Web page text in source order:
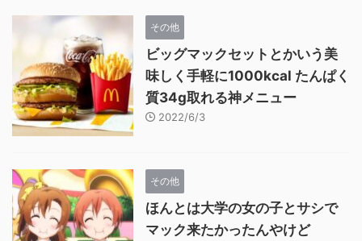
その他
ビッグマックセットとかいう美
味しく手軽に1000kcal たんぱく
質34g取れる神メニュー
2022/6/3
その他
ほんとは大学の女の子とサシで
マック来たかったんやけど